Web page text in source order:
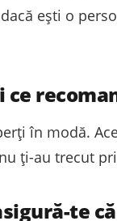
ești o
în modă.
ți-au trecut
te